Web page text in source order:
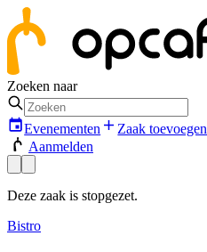
Zoeken naar
Evenementen Zaak toevoegen
Aanmelden
Deze zaak is stopgezet.
Bistro